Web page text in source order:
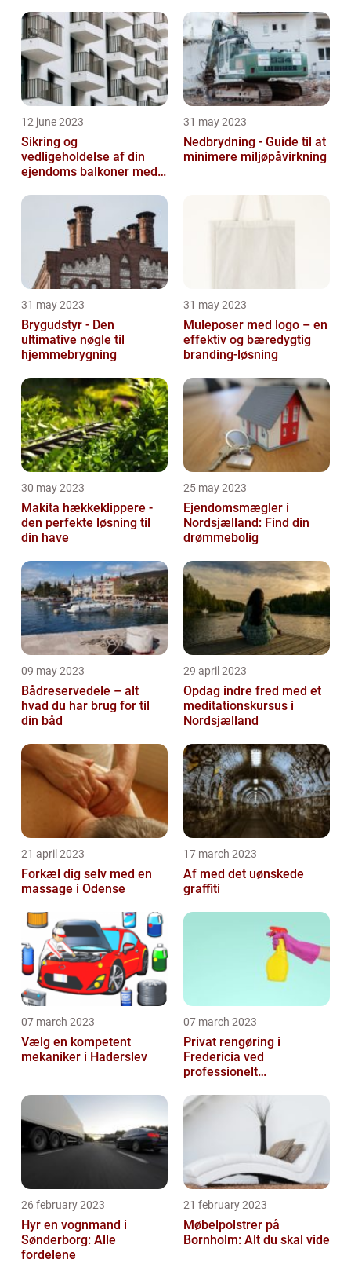
12 june 2023
Sikring og
vedligeholdelse af din
ejendoms balkoner med
31 may 2023
Nedbrydning - Guide til at
minimere miljøpåvirkning
31 may 2023
Brygudstyr - Den
ultimative nøgle til
hjemmebrygning
31 may 2023
Muleposer med logo – en
effektiv og bæredygtig
branding-løsning
30 may 2023
Makita hækkeklippere -
den perfekte løsning til
din have
25 may 2023
Ejendomsmægler i
Nordsjælland: Find din
drømmebolig
09 may 2023
Bådreservedele – alt
hvad du har brug for til
din båd
29 april 2023
Opdag indre fred med et
meditationskursus i
Nordsjælland
21 april 2023
Forkæl dig selv med en
massage i Odense
17 march 2023
Af med det uønskede
graffiti
07 march 2023
Vælg en kompetent
mekaniker i Haderslev
07 march 2023
Privat rengøring i
Fredericia ved
professionelt
26 february 2023
Hyr en vognmand i
Sønderborg: Alle
fordelene
21 february 2023
Møbelpolstrer på
Bornholm: Alt du skal vide